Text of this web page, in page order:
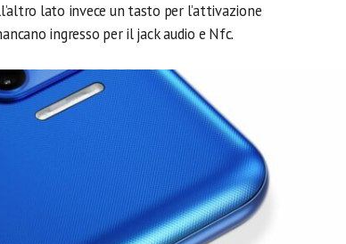
lato invece un tasto per l’attivazione
ingresso per il jack audio e Nfc.